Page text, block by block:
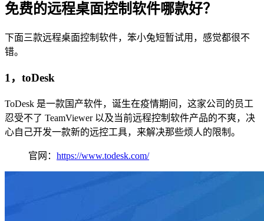
免费的远程桌面控制软件哪款好？
下面三款远程桌面控制软件，笨小兔短暂试用，感觉都很不
错。
1，toDesk
ToDesk 是一款国产软件，诞生在疫情期间，这家公司的员工
忍受不了 TeamViewer 以及当前远程控制软件产品的不爽，决
心自己开发一款新的远控工具，来解决那些烦人的限制。
官网： https://www.todesk.com/